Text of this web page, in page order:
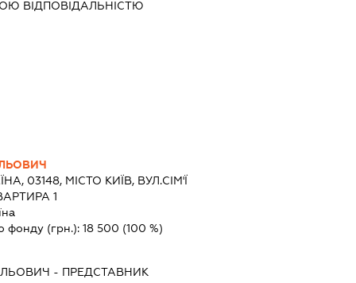
ВІДПОВІДАЛЬНІСТЮ
03148, МІСТО КИЇВ, ВУЛ.СІМ'Ї
1
фонду (грн.): 18 500 (100 %)
- ПРЕДСТАВНИК